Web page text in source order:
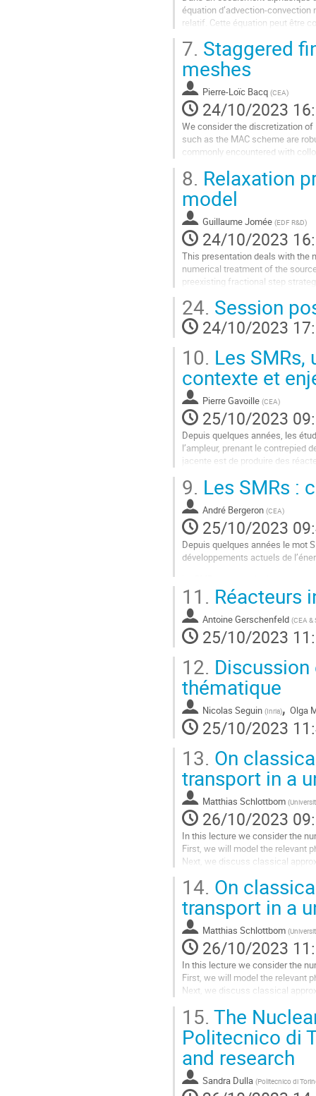
équation d’advection-convection
relatif. Cette équation peut être
Après avoir...
Aller
à
la
page
de
la
contribution
7. Staggered
meshes
Pierre-Loïc Bacq (CEA)
24/10/2023
We consider the discretization
such as the MAC scheme are
commonly encountered with
Aller
à
la
page
de
la
contribution
8. Relaxation
model
Guillaume Jomée (EDF R&D)
24/10/2023
This presentation deals with the
numerical treatment of the
preexisting fractional step
Aller
à
page
de
la
contribution
24. Session
24/10/2023
10. Les
contexte et
Pierre Gavoille (CEA)
25/10/2023
Depuis quelques années, les
l’ampleur, prenant le contrepied
jacente est de produire des
Aller
à
la
page
de
la
9. Les SMRs :
André Bergeron (CEA)
25/10/2023
Depuis quelques années le mot
développements actuels de
un même site, facilitée
Aller
à
la
de
la
contribution
11. Réacteurs
Antoine Gerschenfeld (CEA &
25/10/2023
12.
thématique
Nicolas Seguin (Inria), Olga
25/10/2023
13. On
transport in a
Matthias Schlottbom (
26/10/2023
In this lecture we consider the
First, we will model the relevant
Next, we discuss classical
Aller
à
la
page
de
la
contribution
14. On
transport in a
Matthias Schlottbom (
26/10/2023
In this lecture we consider the
First, we will model the relevant
Next, we discuss classical
Aller
à
page
de
la
15. The
Politecnico di
and research
Sandra Dulla (Politecnico di